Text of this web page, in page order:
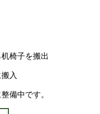
椅子を搬出
入
備中です。